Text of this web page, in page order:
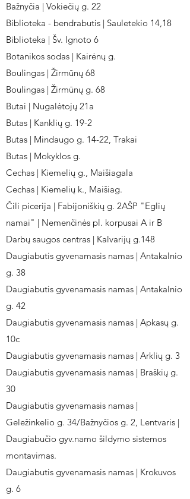
Bažnyčia | Vokiečių g. 22
Biblioteka - bendrabutis | Sauletekio 14,18
Biblioteka | Šv. Ignoto 6
Botanikos sodas | Kairėnų g.
Boulingas | Žirmūnų 68
Boulingas | Žirmūnų g. 68
Butai | Nugalėtojų 21a
Butas | Kanklių g. 19-2
Butas | Mindaugo g. 14-22, Trakai
Butas | Mokyklos g.
Cechas | Kiemelių g., Maišiagala
Cechas | Kiemelių k., Maišiag.
Čili picerija | Fabijoniškių g. 2AŠP "Eglių
namai" | Nemenčinės pl. korpusai A ir B
Darbų saugos centras | Kalvarijų g.148
Daugiabutis gyvenamasis namas | Antakalnio
g. 38
Daugiabutis gyvenamasis namas | Antakalnio
g. 42
Daugiabutis gyvenamasis namas | Apkasų g.
10c
Daugiabutis gyvenamasis namas | Arklių g. 3
Daugiabutis gyvenamasis namas | Braškių g.
30
Daugiabutis gyvenamasis namas |
Geležinkelio g. 34/Bažnyčios g. 2, Lentvaris |
Daugiabučio gyv.namo šildymo sistemos
montavimas.
Daugiabutis gyvenamasis namas | Krokuvos
g. 6